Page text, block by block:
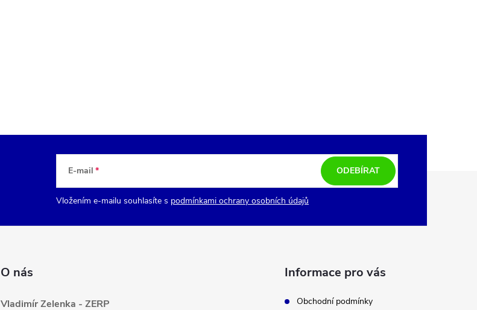
E-mail
Vložením e-mailu souhlasíte s podmínkami ochrany osobních údajů
ODEBÍRAT
O nás
Vladimír Zelenka - ZERP
Informace pro vás
Obchodní podmínky